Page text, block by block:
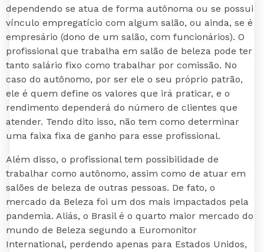
dependendo se atua de forma autônoma ou se possui
vínculo empregatício com algum salão, ou ainda, se é
empresário (dono de um salão, com funcionários). O
profissional que trabalha em salão de beleza pode ter
tanto salário fixo como trabalhar por comissão. No
caso do autônomo, por ser ele o seu próprio patrão,
ele é quem define os valores que irá praticar, e o
rendimento dependerá do número de clientes que
atender. Tendo dito isso, não tem como determinar
uma faixa fixa de ganho para esse profissional.
Além disso, o profissional tem possibilidade de
trabalhar como autônomo, assim como de atuar em
salões de beleza de outras pessoas. De fato, o
mercado da Beleza foi um dos mais impactados pela
pandemia. Aliás, o Brasil é o quarto maior mercado do
mundo de Beleza segundo a Euromonitor
International, perdendo apenas para Estados Unidos,